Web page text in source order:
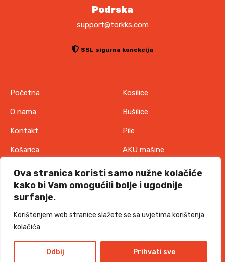
Ova stranica koristi samo nužne kolačiće
kako bi Vam omogućili bolje i ugodnije
surfanje.
Korištenjem web stranice slažete se sa uvjetima korištenja
kolačića
Odbij Prihvati sve
Podrska
support@torkks.com
SSL sigurna konekcija
Početna
O nama
Kontakt
Košarica
Pravila o zaštiti
privatnosti
Uvjeti korištenja
Politika o kolačićima
Kosilice
Bušilice
Pile
AKU mašine
IT oprema
TORKKS d.o.o. - 2026 sva prava pridržanaDesign and development